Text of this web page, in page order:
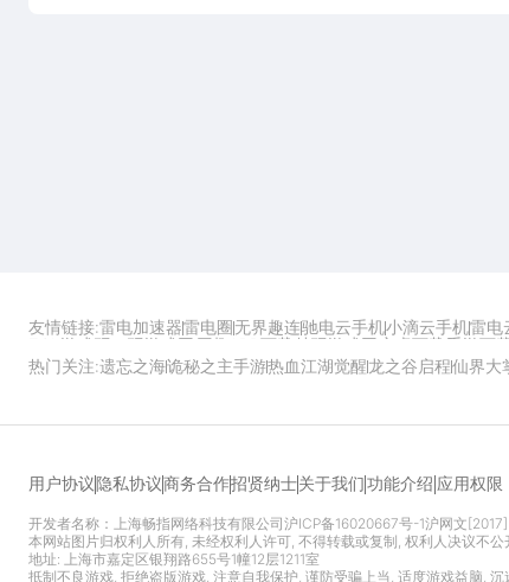
友情链接:雷电加速器雷电圈无界趣连驰电云手机小滴云手机雷电
ZOL游戏 玩一玩游戏网 历趣APP下载 特玩游戏网 安卓下载 手游下载
热门关注:遗忘之海诡秘之主手游热血江湖觉醒龙之谷启程仙界大
用户协议 隐私协议商务合作招贤纳士关于我们功能介绍 应用权限
开发者名称：上海畅指网络科技有限公司沪ICP备16020667号-1沪网文
本网站图片归权利人所有, 未经权利人许可, 不得转载或复制, 权利人决议不
地址: 上海市嘉定区银翔路655号1幢12层1211室
抵制不良游戏, 拒绝盗版游戏, 注意自我保护, 谨防受骗上当, 适度游戏益脑,